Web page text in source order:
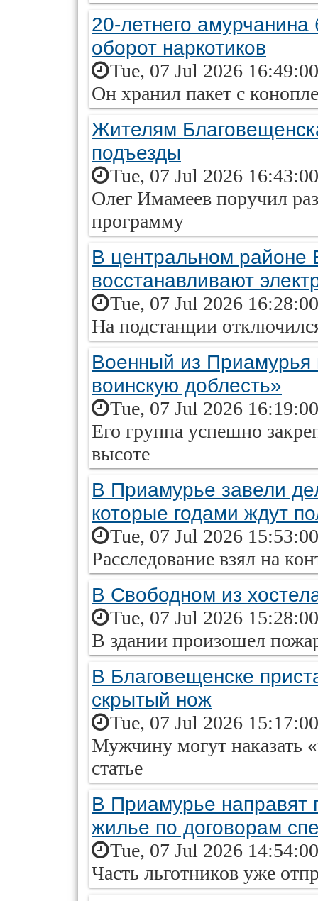
20-летнего амурчанина
оборот наркотиков
Tue, 07 Jul 2026
Он хранил пакет с
Жителям
подъезды
Tue, 07 Jul 2026
Олег Имамеев поручил
программу
В центральном районе
восстанавливают
Tue, 07 Jul 2026
На подстанции
Военный из
воинскую доблесть»
Tue, 07 Jul 2026
Его группа успешно
высоте
В Приамурье завели
которые годами ждут
Tue, 07 Jul 2026
Расследование взял на
В Свободном из
Tue, 07 Jul 2026
В здании произошел
В Благовещенске
скрытый нож
Tue, 07 Jul 2026
Мужчину могут наказать
статье
В Приамурье направят
жилье по договорам
Tue, 07 Jul 2026
Часть льготников уже